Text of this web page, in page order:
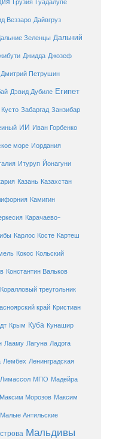
Грузия Гуадалупе
Веззаро Дайвгруз
Зеленцы Дальний
Джидда Джозеф
Дмитрий Петрушин
Дэвид Дубиле Египет
Забаргад Занзибар
ИИ Иван Горбенко
море Иордания
Итуруп Йонагуни
Казань Казахстан
Камигин
Карачаево-
Карлос Косте Картеш
Кокос Кольский
Константин Вальков
Коралловый треугольник
край Кристиан
Крым Куба Кунашир
Лааму Лагуна Ладога
Лембех Ленинградская
Лимассол МПО Мадейра
Максим Морозов Максим
Малые Антильские
Мальдивы